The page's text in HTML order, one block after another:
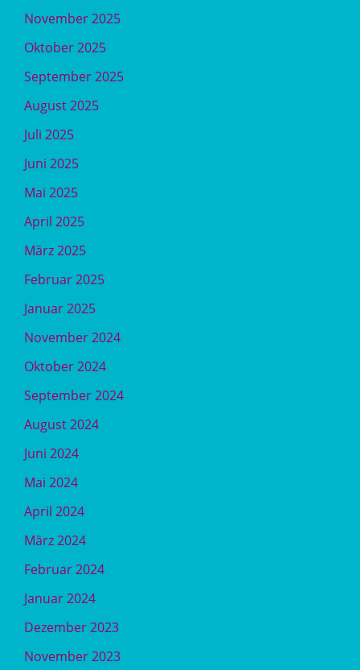
November 2025
Oktober 2025
September 2025
August 2025
Juli 2025
Juni 2025
Mai 2025
April 2025
März 2025
Februar 2025
Januar 2025
November 2024
Oktober 2024
September 2024
August 2024
Juni 2024
Mai 2024
April 2024
März 2024
Februar 2024
Januar 2024
Dezember 2023
November 2023